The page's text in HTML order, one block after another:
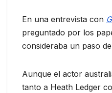
En una entrevista con
preguntado por los
consideraba un paso
Aunque el actor
tanto a Heath Ledger